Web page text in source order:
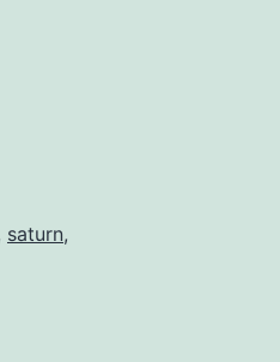
saturn,